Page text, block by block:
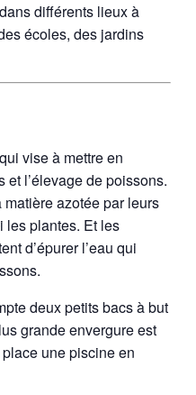
différents lieux à
écoles, des jardins
vise à mettre en
l’élevage de poissons.
azotée par leurs
les plantes. Et les
d’épurer l’eau qui
deux petits bacs à but
grande envergure est
une piscine en